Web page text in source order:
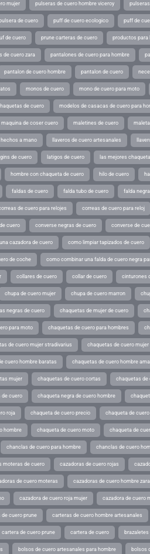
mujer pulseras de cuero hombre viceroy
de cuero puff de cuero ecologico puff de
de cuero prune carteras de cuero productos para
de cuero zara pantalones de cuero para hombre
pantalon de cuero hombre pantalon de cuero
monos de cuero mono de cuero para moto
de cuero modelos de casacas de cuero para
maquina de coser cuero maletines de cuero
hechos a mano llaveros de cuero artesanales
de cuero latigos de cuero las mejores
hombre con chaqueta de cuero hilo de cuero
faldas de cuero falda tubo de cuero falda
de cuero para relojes correas de cuero para reloj
cuero converse negras de cuero converse de
cazadora de cuero como limpiar tapizados de cuero
de coche como combinar una falda de cuero negra
collares de cuero collar de cuero cinturones
chupa de cuero mujer chupa de cuero marron
negras de cuero chaquetas de mujer de cuero
para moto chaquetas de cuero para hombres
de cuero mujer stradivarius chaquetas de cuero mujer
cuero hombre baratas chaquetas de cuero hombre
mujer chaquetas de cuero cortas chaquetas de
de cuero chaqueta negra de cuero hombre
roja chaqueta de cuero precio chaqueta de
hombre chaqueta de cuero moto chaqueta de
chanclas de cuero para hombre chanclas de cuero
moteras de cuero cazadoras de cuero rojas
de cuero moteras cazadoras de cuero hombre zara
cazadora de cuero roja mujer cazadora de cuero
de cuero prune carteras de cuero hombre artesanales
cartera de cuero prune cartera de cuero brazaletes
bolsos de cuero artesanales para hombre bolsos